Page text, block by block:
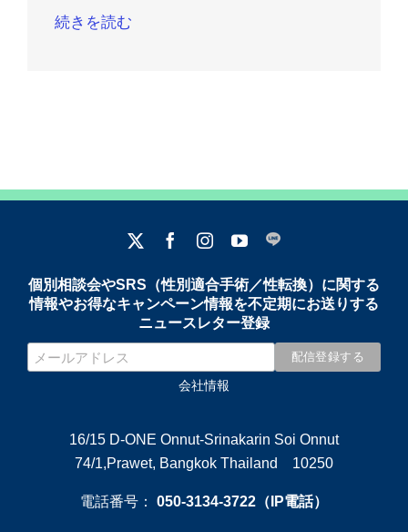
続きを読む
個別相談会やSRS（性別適合手術／性転換）に関する
情報やお得なキャンペーン情報を不定期にお送りする
ニュースレター登録
会社情報
16/15 D-ONE Onnut-Srinakarin Soi Onnut
74/1,Prawet, Bangkok Thailand 10250
電話番号： 050-3134-3722（IP電話）